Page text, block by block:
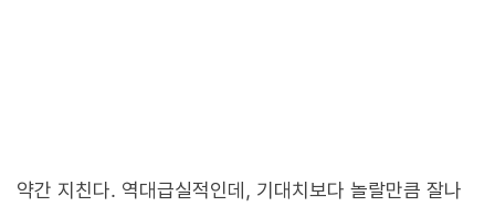
약간 지친다. 역대급실적인데, 기대치보다 놀랄만큼 잘나